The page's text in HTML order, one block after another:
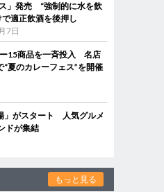
」発売 “強制的に水を飲
で適正飲酒を後押し
7日
15商品を一斉投入 名店
夏のカレーフェス”を開催
」がスタート 人気グルメ
ドが集結
もっと見る